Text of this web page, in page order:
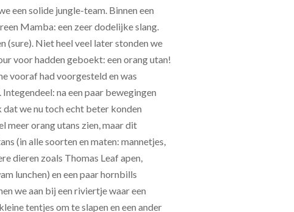
een solide jungle-team. Binnen een
Mamba: een zeer dodelijke slang.
(sure). Niet heel veel later stonden we
voor hadden geboekt: een orang utan!
vooraf had voorgesteld en was
na een paar bewegingen
we nu toch echt beter konden
meer orang utans zien, maar dit
(in alle soorten en maten: mannetjes,
dieren zoals Thomas Leaf apen,
lunchen) en een paar hornbills
we aan bij een riviertje waar een
tentjes om te slapen en een ander